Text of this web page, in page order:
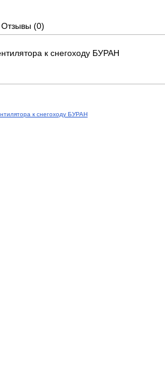
Отзывы (0)
к снегоходу БУРАН
к снегоходу БУРАН